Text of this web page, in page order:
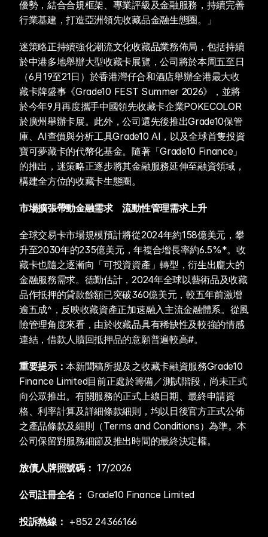
優勢，結合合規框架、專業評級及金融服務，持續完善
行業基建，打造亞洲領先收藏品金融生態圈。」
迷策略正持續強化潮流文化收藏品業務佈局，包括持續
於中港多地舉辦大型收藏卡展覽，公司將於本周五至日
（6月19至21日）於香港灣仔合和酒店舉辦全港最大收
藏卡牌盛事《Grade10 FEST Summer 2026》，並將
於今年9月再度攜手中國領先收藏卡企業POKECOLOR
於廣州舉辦卡展。此外，公司還先後推出Grade10保管
庫、AI查價與分析工具Grade10 AI，以及全球首隻投資
寶可夢藏卡的代幣化基金。隨著「Grade10 Finance」
的推出，迷策略正逐步將其金融服務延伸至融資領域，
構建全方位的收藏卡生態圈。
市場擴張帶動金融需求　流動性管理需求上升
全球交易卡市場規模預計將從2024年約158億美元，攀
升至2030年的235億美元，年複合增長率約6.5%*。收
藏卡也隨之逐漸向「可投資資產」轉型，衍生出龐大的
金融服務需求。德勤估計，2024年全球以藝術品及收藏
品作抵押的貸款餘額已突破360億美元，較五年前激增
逾五成^，反映收藏資產正加速融入主流金融體系。從風
險管理角度來看，由於收藏品具有稀缺性及較強的情感
連結，借款人贖回抵押品的意願普遍較高#。
重要提示：本新聞稿所提及之收藏卡融資服務Grade10
Finance Limited目前正處於籌備／測試階段，尚未正式
向公眾推出。有關服務的正式上線日期、最終申請資
格、利率計算及詳細條款細則，均以日後官方正式公佈
之產品條款及細則（Terms and Conditions）為準。本
公司保留對服務細節及推出時間的最終決定權。
放債人牌照號碼： 17/2026
公司註冊全名： Grade10 Finance Limited
投訴熱線： +852 24366166